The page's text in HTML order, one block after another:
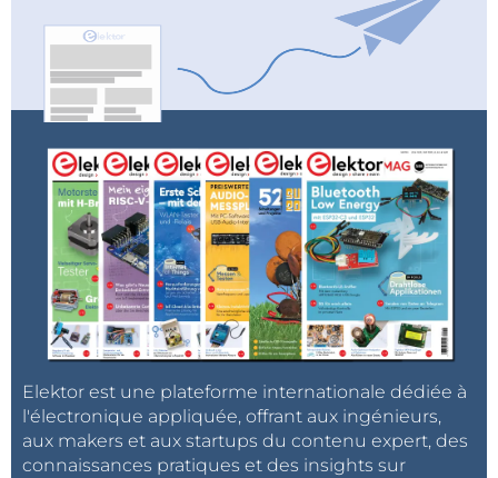
Elektor est une plateforme internationale dédiée à
l'électronique appliquée, offrant aux ingénieurs,
aux makers et aux startups du contenu expert, des
connaissances pratiques et des insights sur